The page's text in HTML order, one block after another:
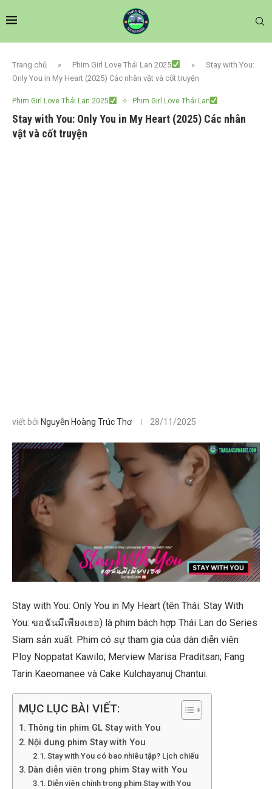
Trang chủ » Phim Girl Love Thái Lan 2025 »
Stay with You:
Only You in My Heart (2025) Các nhân vật và cốt truyện
Phim Girl Love Thái Lan 2025 Phim Girl Love Thái Lan
Stay with You: Only You in My Heart (2025) Các nhân
vật và cốt truyện
viết bởi Nguyễn Hoàng Trúc Thơ 28/11/2025
Stay with You: Only You in My Heart (tên Thái: Stay With
You: ขอฉันมีเพียงเธอ) là phim bách hợp Thái Lan do Series
Siam sản xuất. Phim có sự tham gia của dàn diễn viên
Ploy Noppatat Kawilo; Merview Marisa Praditsan; Fang
Tarin Kaeomanee và Cake Kulchayanuj Chantui.
MỤC LỤC BÀI VIẾT:
Thông tin phim GL Stay with You
Nội dung phim Stay with You
Stay with You có bao nhiêu tập? Lịch chiếu
Dàn diễn viên trong phim Stay with You
Diễn viên chính trong phim Stay with You